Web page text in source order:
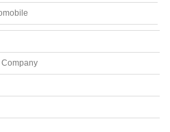
Company